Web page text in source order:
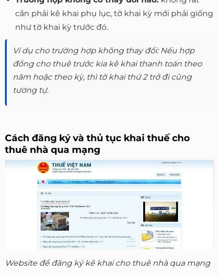
cần phải kê khai phụ lục, tờ khai kỳ mới phải giống
như tờ khai kỳ trước đó.
Ví dụ cho trường hợp không thay đổi: Nếu hợp
đồng cho thuê trước kia kê khai thanh toán theo
năm hoặc theo kỳ, thì tờ khai thứ 2 trở đi cũng
tương tự.
Cách đăng ký và thủ tục khai thuế cho
thuê nhà qua mạng
Website để đăng ký kê khai cho thuê nhà qua mạng